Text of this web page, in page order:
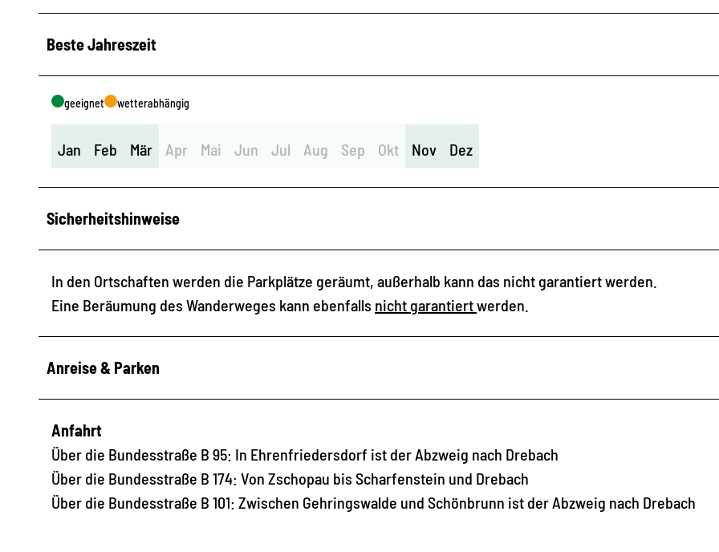
Beste Jahreszeit
geeignet wetterabhängig
Jan Feb Mär Apr Mai Jun Jul Aug Sep Okt Nov Dez
Sicherheitshinweise
In den Ortschaften werden die Parkplätze geräumt, außerhalb kann das nicht garantiert werden.
Eine Beräumung des Wanderweges kann ebenfalls nicht garantiertwerden.
Anreise & Parken
Anfahrt
Über die Bundesstraße B 95: In Ehrenfriedersdorf ist der Abzweig nach Drebach
Über die Bundesstraße B 174: Von Zschopau bis Scharfenstein und Drebach
Über die Bundesstraße B 101: Zwischen Gehringswalde und Schönbrunn ist der Abzweig nach Drebach